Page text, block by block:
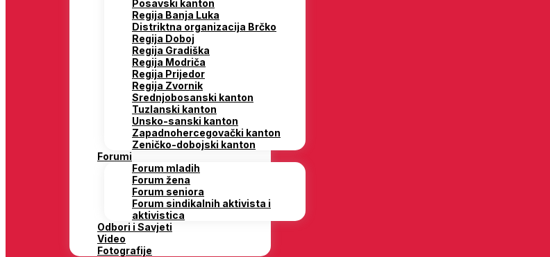
Posavski kanton
Regija Banja Luka
Distriktna organizacija Brčko
Regija Doboj
Regija Gradiška
Regija Modriča
Regija Prijedor
Regija Zvornik
Srednjobosanski kanton
Tuzlanski kanton
Unsko-sanski kanton
Zapadnohercegovački kanton
Zeničko-dobojski kanton
Forumi
Forum mladih
Forum žena
Forum seniora
Forum sindikalnih aktivista i
aktivistica
Odbori i Savjeti
Video
Fotografije